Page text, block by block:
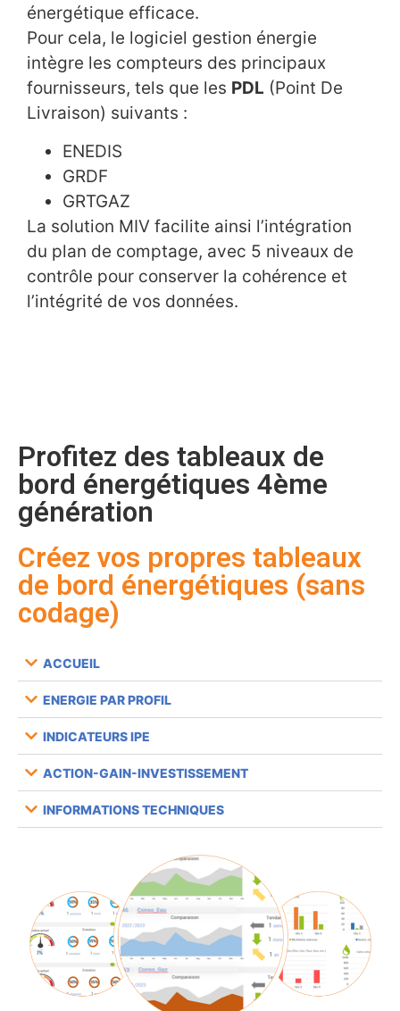
énergétique efficace.
Pour cela, le logiciel gestion énergie
intègre les compteurs des principaux
fournisseurs, tels que les PDL (Point De
Livraison) suivants :
ENEDIS
GRDF
GRTGAZ
La solution MIV facilite ainsi l’intégration
du plan de comptage, avec 5 niveaux de
contrôle pour conserver la cohérence et
l’intégrité de vos données.
Profitez des tableaux de
bord énergétiques 4ème
génération
Créez vos propres tableaux
de bord énergétiques (sans
codage)
ACCUEIL
ENERGIE PAR PROFIL
INDICATEURS IPE
ACTION-GAIN-INVESTISSEMENT
INFORMATIONS TECHNIQUES